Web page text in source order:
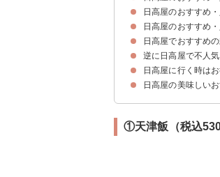
日高屋のおすすめ
10位：味玉とんこ
9位：ニラレバ炒め
8位：味噌ラーメン
7位:：汁なしラー
6位：バクダン炒め
5位：餃子（税込
4位：チャーハン（
3位：五目あんかけ
2位：中華そば（税
1位：野菜たっぷり
日高屋のおすすめ
5位：チーズ春巻き
4位：三品盛り合わ
3位：枝豆（税込
2位：おつまみ唐揚
1位：餃子（税込
日高屋でおすすめ
組み合わせ①中華そ
組み合わせ②チャー
組み合わせ③三品盛
逆に日高屋で不人
①天津飯（税込530
②肉野菜炒め（税
③冷麺（税込640円
日高屋に行く時は
日高屋の美味しい
①天津飯（税込530